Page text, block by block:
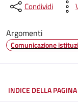
Condividi
Argomenti
Comunicazione
INDICE DELLA PAGINA